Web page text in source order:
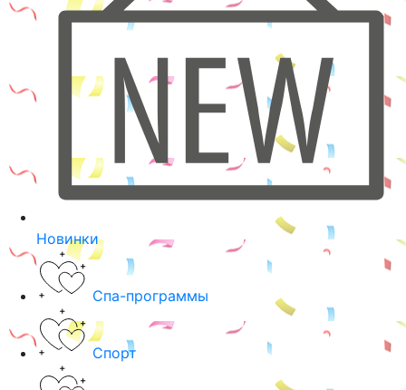
Новинки
Спа-программы
Спорт